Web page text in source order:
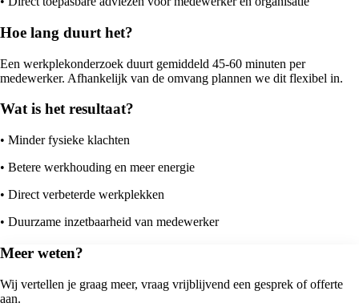
Hoe lang duurt het?
Een werkplekonderzoek duurt gemiddeld 45-60 minuten per
medewerker. Afhankelijk van de omvang plannen we dit flexibel in.
Wat is het resultaat?
• Minder fysieke klachten
• Betere werkhouding en meer energie
• Direct verbeterde werkplekken
• Duurzame inzetbaarheid van medewerker
Meer weten?
Wij vertellen je graag meer, vraag vrijblijvend een gesprek of offerte
aan.